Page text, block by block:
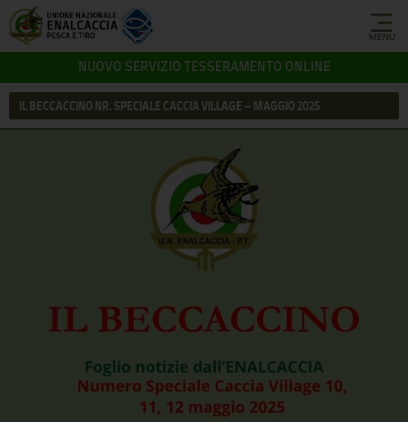
MENU
NUOVO SERVIZIO TESSERAMENTO ONLINE
IL BECCACCINO NR. SPECIALE CACCIA VILLAGE – MAGGIO 2025